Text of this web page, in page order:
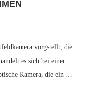
vorgstellt, die
es sich bei einer
Kamera, die ein …